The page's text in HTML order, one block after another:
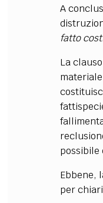
A
fatto
La
Ebbene,
per